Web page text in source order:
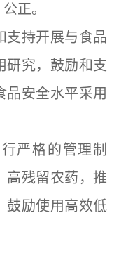
正。
持开展与食品
研究，鼓励和支
品安全水平采用
严格的管理制
高残留农药，推
鼓励使用高效低